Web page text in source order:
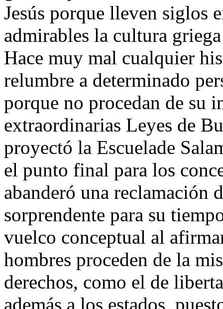
Jesús porque lleven siglos
admirables la cultura
Hace muy mal cualquier
relumbre a determinado
porque no procedan de su
extraordinarias Leyes de
proyectó la Escuelade
el punto final para los
abanderó una reclamación
sorprendente para su
vuelco conceptual al
hombres proceden de la
derechos, como el de
además a los estados,